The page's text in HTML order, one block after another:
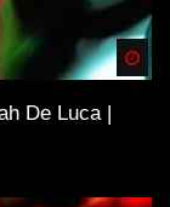
De Luca |